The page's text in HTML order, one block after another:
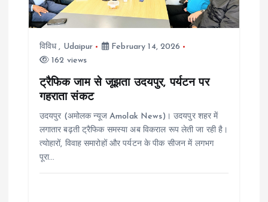
a
विविध, Udaipur
February 14, 2026
162 views
ट्रैफिक जाम से जूझता उदयपुर, पर्यटन पर
गहराता संकट
उदयपुर (अमोलक न्यूज Amolak News)। उदयपुर शहर में
लगातार बढ़ती ट्रैफिक समस्या अब विकराल रूप लेती जा रही है।
त्योहारों, विवाह समारोहों और पर्यटन के पीक सीजन में लगभग
पूरा…